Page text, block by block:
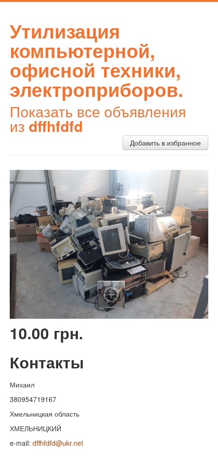
Утилизация
компьютерной,
офисной техники,
электроприборов.
Показать все объявления
из dffhfdfd
Добавить в избранное
10.00 грн.
Контакты
Михаил
380954719167
Хмельницкая область
ХМЕЛЬНИЦКИЙ
e-mail: dffhfdfd@ukr.net